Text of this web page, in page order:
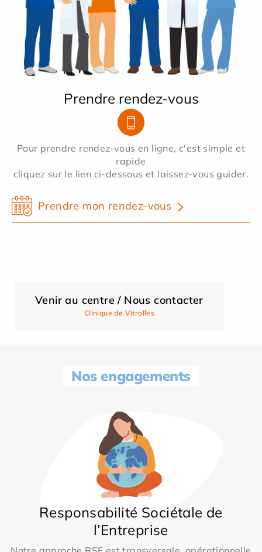
Prendre rendez-vous
Pour prendre rendez-vous en ligne, c'est simple et
rapide
cliquez sur le lien ci-dessous et laissez-vous guider.
Prendre mon rendez-vous
Venir au centre / Nous contacter
Clinique de Vitrolles
Nos engagements
Responsabilité Sociétale de
l’Entreprise